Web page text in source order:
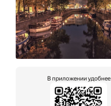
В приложении удобнее